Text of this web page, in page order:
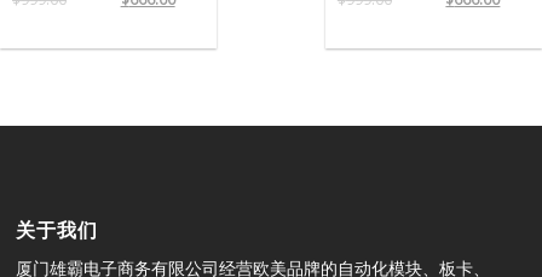
关于我们
厦门雄霸电子商务有限公司经营欧美品牌的自动化模块、板卡、